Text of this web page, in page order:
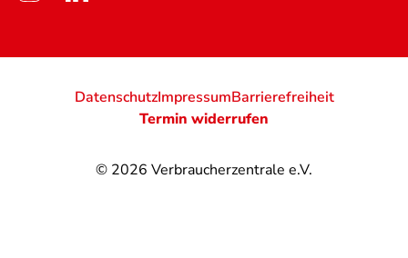
© 2026 Verbraucherzentrale e.V.
DatenschutzImpressumBarrierefreiheit
Termin widerrufen